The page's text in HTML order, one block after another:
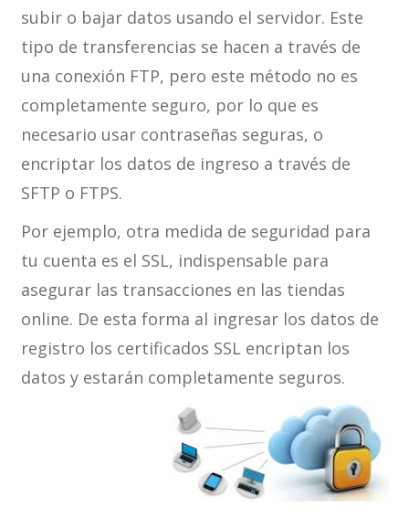
subir o bajar datos usando el servidor. Este
tipo de transferencias se hacen a través de
una conexión FTP, pero este método no es
completamente seguro, por lo que es
necesario usar contraseñas seguras, o
encriptar los datos de ingreso a través de
SFTP o FTPS.
Por ejemplo, otra medida de seguridad para
tu cuenta es el SSL, indispensable para
asegurar las transacciones en las tiendas
online. De esta forma al ingresar los datos de
registro los certificados SSL encriptan los
datos y estarán completamente seguros.